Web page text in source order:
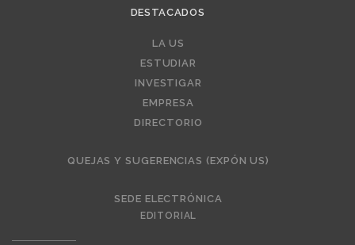
DESTACADOS
LA US
ESTUDIAR
INVESTIGAR
EMPRESA
DIRECTORIO
QUEJAS Y SUGERENCIAS (EXPÓN US)
SEDE ELECTRÓNICA
EDITORIAL